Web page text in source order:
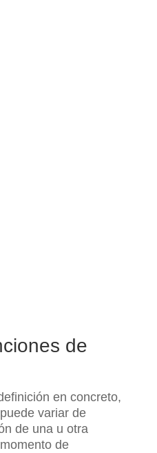
de
en concreto,
variar de
de una u otra
de